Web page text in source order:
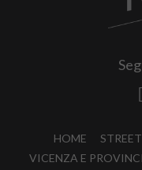
HOME
VICENZA E